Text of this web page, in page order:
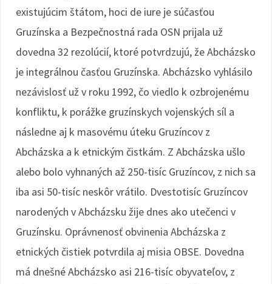
existujúcim štátom, hoci de iure je súčasťou
Gruzínska a Bezpečnostná rada OSN prijala už
dovedna 32 rezolúcií, ktoré potvrdzujú, že Abcházsko
je integrálnou časťou Gruzínska. Abcházsko vyhlásilo
nezávislosť už v roku 1992, čo viedlo k ozbrojenému
konfliktu, k porážke gruzínskych vojenských síl a
následne aj k masovému úteku Gruzíncov z
Abcházska a k etnickým čistkám. Z Abcházska ušlo
alebo bolo vyhnaných až 250-tisíc Gruzíncov, z nich sa
iba asi 50-tisíc neskôr vrátilo. Dvestotisíc Gruzíncov
narodených v Abcházsku žije dnes ako utečenci v
Gruzínsku. Oprávnenosť obvinenia Abcházska z
etnických čistiek potvrdila aj misia OBSE. Dovedna
má dnešné Abcházsko asi 216-tisíc obyvateľov, z